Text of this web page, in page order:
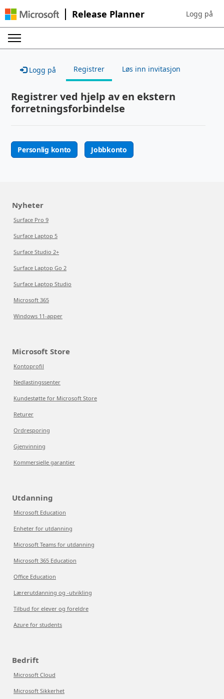
Release Planner Sign in to
Logg på
Logg på Registrer Løs inn invitasjon
Registrer ved hjelp av en ekstern
forretningsforbindelse
Personlig konto Jobbkonto
Nyheter
Surface Pro 9
Surface Laptop 5
Surface Studio 2+
Surface Laptop Go 2
Surface Laptop Studio
Microsoft 365
Windows 11-apper
Microsoft Store
Kontoprofil
Nedlastingssenter
Kundestøtte for Microsoft Store
Returer
Ordresporing
Gjenvinning
Kommersielle garantier
Utdanning
Microsoft Education
Enheter for utdanning
Microsoft Teams for utdanning
Microsoft 365 Education
Office Education
Lærerutdanning og -utvikling
Tilbud for elever og foreldre
Azure for students
Bedrift
Microsoft Cloud
Microsoft Sikkerhet